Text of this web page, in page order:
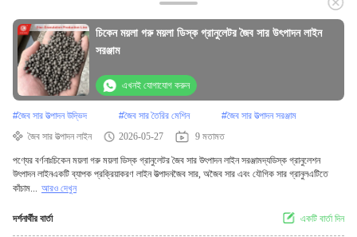
চিকেন ময়লা গরু ময়লা ডিস্ক গ্রানুলেটর জৈব সার উৎপাদন লাইন
সরঞ্জাম
এখনই যোগাযোগ করুন
#জৈব সার উত্পাদন উদ্ভিদ #জৈব সার তৈরির মেশিন #জৈব সার উত্পাদন সরঞ্জাম
জৈব সার উত্পাদন লাইন
2026-05-27 9 মতামত
পণ্যের বর্ণনাঃচিকেন ময়লা গরু ময়লা ডিস্ক গ্রানুলেটর জৈব সার উৎপাদন লাইন সরঞ্জামদ্যডিস্ক গ্রানুলেশন
উৎপাদন লাইনএকটি ব্যাপক প্রক্রিয়াকরণ লাইন উত্পাদনজৈব সার, অজৈব সার এবং যৌগিক সার গ্রানুলএটিতে
কাঁচাম... আরও দেখুন
দর্শনার্থীর বার্তা একটি বার্তা দিন